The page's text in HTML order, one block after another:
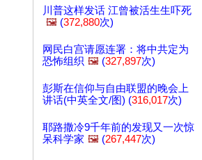
川普这样发话 江曾被活生生吓死
🖼️ (372,880次)
网民白宫请愿连署：将中共定为
恐怖组织 🖼️ (327,897次)
彭斯在信仰与自由联盟的晚会上
讲话(中英全文/图) (316,017次)
耶路撒冷9千年前的发现又一次惊
呆科学家 🖼️ (267,447次)